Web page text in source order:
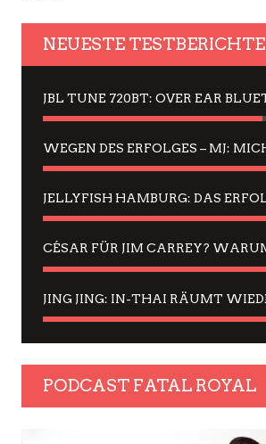
NEUESTE TESTBERICHTE
PODCAST FATAL ROYAL